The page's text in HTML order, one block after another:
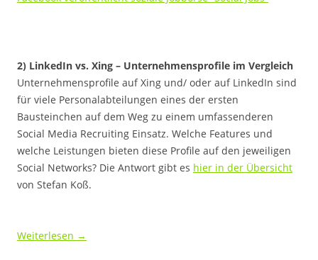
2) LinkedIn vs. Xing – Unternehmensprofile im Vergleich
Unternehmensprofile auf Xing und/ oder auf LinkedIn sind
für viele Personalabteilungen eines der ersten
Bausteinchen auf dem Weg zu einem umfassenderen
Social Media Recruiting Einsatz. Welche Features und
welche Leistungen bieten diese Profile auf den jeweiligen
Social Networks? Die Antwort gibt es hier in der Übersicht
von Stefan Koß.
Weiterlesen →